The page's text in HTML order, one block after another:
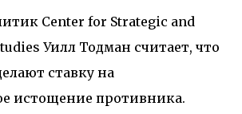
Center for Strategic and
Уилл Тодман считает, что
ставку на
истощение противника.